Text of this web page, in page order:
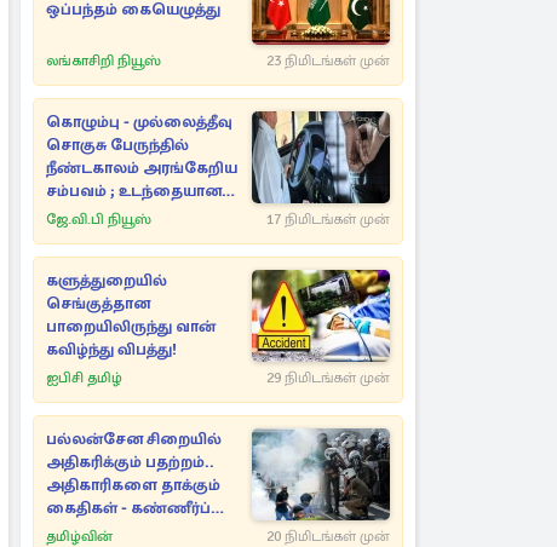
ஒப்பந்தம் கையெழுத்து
லங்காசிறி நியூஸ் 23 நிமிடங்கள் முன்
கொழும்பு - முல்லைத்தீவு
சொகுசு பேருந்தில்
நீண்டகாலம் அரங்கேறிய
சம்பவம் ; உடந்தையான
உரிமையாளர் கைது
ஜே.வி.பி நியூஸ் 17 நிமிடங்கள் முன்
களுத்துறையில்
செங்குத்தான
பாறையிலிருந்து வான்
கவிழ்ந்து விபத்து!
ஐபிசி தமிழ் 29 நிமிடங்கள் முன்
பல்லன்சேன சிறையில்
அதிகரிக்கும் பதற்றம்..
அதிகாரிகளை தாக்கும்
கைதிகள் - கண்ணீர்ப்
புகை பிரயோகம்
தமிழ்வின் 20 நிமிடங்கள் முன்